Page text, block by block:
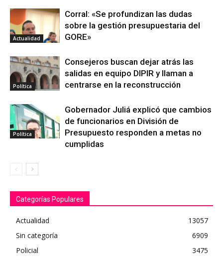
Actualidad
Corral: «Se profundizan las dudas
sobre la gestión presupuestaria del
GORE»
Política
Consejeros buscan dejar atrás las
salidas en equipo DIPIR y llaman a
centrarse en la reconstrucción
Política
Gobernador Juliá explicó que cambios
de funcionarios en División de
Presupuesto responden a metas no
cumplidas
Categorías Populares
Actualidad
13057
Sin categoría
6909
Policial
3475